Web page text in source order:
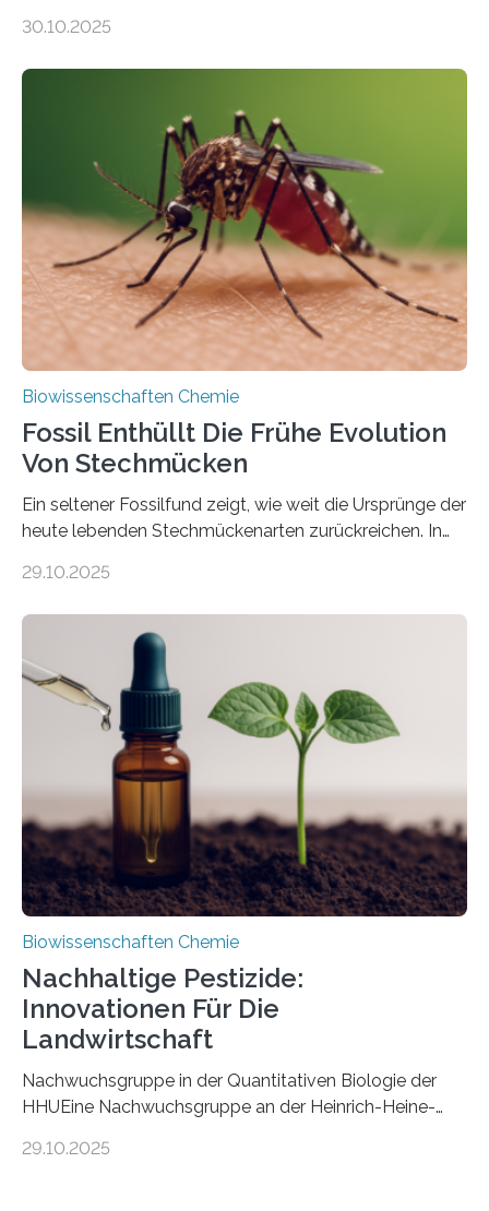
Landpflanzen zählen zu den komplexesten
Grünalgen, die vor Hunderten von Millionen Jahren
lebten. Unter den Vorfahren sticht eine Gruppe heraus,
die noch heute in der Natur vorkommt: die
Süßwasseralge Coleochaetophyceae. Einige Arten
dieser Gruppe bilden aus Zellfäden dichte Geflechte
mit scheibenförmiger Gestalt. Was auffällig ist: Die
nächsten…
30.10.2025
Biowissenschaften Chemie
Fossil Enthüllt Die Frühe Evolution
Von Stechmücken
Ein seltener Fossilfund zeigt, wie weit die Ursprünge der
heute lebenden Stechmückenarten zurückreichen. In
Forschende die bisher älteste bekannte Stechmücken-
Region Kachin in Myanmar und hat sich in
ausgezeichnetem Zustand erhalten. Es konnte als neue
Art einer neuen Gattung beschrieben werden und trägt
nun den Namen Cretosabethes primaevus. Dieser erste
fossile Nachweis einer Stechmückenlarve in Bernstein
stellt gleichzeitig den ersten Fossilfund einer
Mückenlarve aus dem Mesozoikum dar, denn…
29.10.2025
Biowissenschaften Chemie
Nachhaltige Pestizide:
Innovationen Für Die
Landwirtschaft
Nachwuchsgruppe in der Quantitativen Biologie der
HHUEine Nachwuchsgruppe an der Heinrich-Heine-
fünf Jahren erforschen, wie Bakterien auf
29.10.2025